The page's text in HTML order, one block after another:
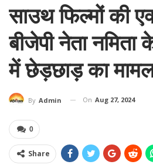
साउथ फिल्मों की
बीजेपी नेता नमिता
में छेड़छाड़ का
By Admin On Aug 27, 2024
0
Share